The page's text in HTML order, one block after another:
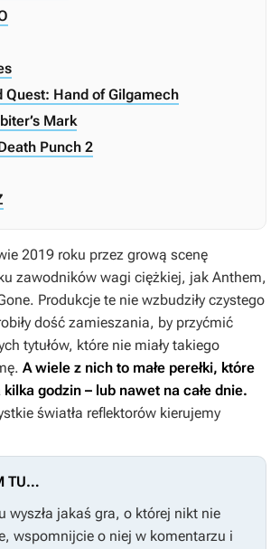
Quest: Hand of Gilgamech
Mark
Punch 2
2019 roku przez grową scenę
zawodników wagi ciężkiej, jak Anthem,
. Produkcje te nie wzbudziły czystego
dość zamieszania, by przyćmić
tytułów, które nie miały takiego
A wiele z nich to małe perełki, które
godzin – lub nawet na całe dnie.
światła reflektorów kierujemy
TU…
wyszła jakaś gra, o której nikt nie
wspomnijcie o niej w komentarzu i